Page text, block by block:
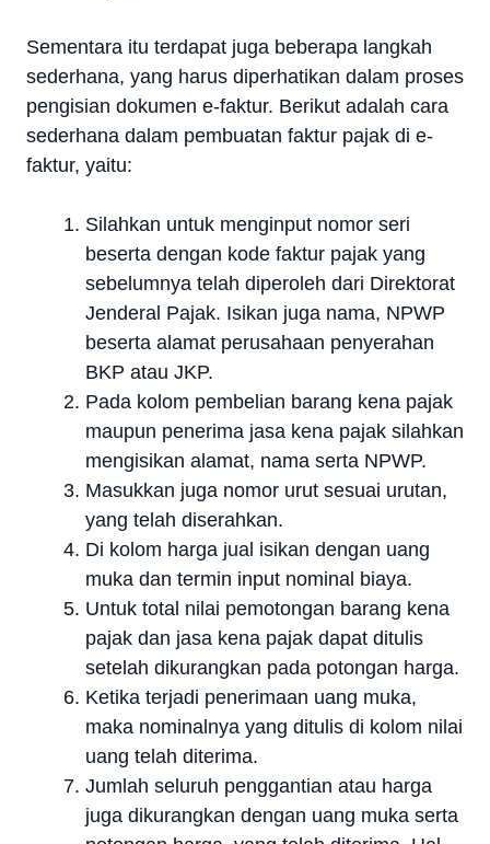
Sementara itu terdapat juga beberapa langkah
sederhana, yang harus diperhatikan dalam proses
pengisian dokumen e-faktur. Berikut adalah cara
sederhana dalam pembuatan faktur pajak di e-
faktur, yaitu:
Silahkan untuk menginput nomor seri
beserta dengan kode faktur pajak yang
sebelumnya telah diperoleh dari Direktorat
Jenderal Pajak. Isikan juga nama, NPWP
beserta alamat perusahaan penyerahan
BKP atau JKP.
Pada kolom pembelian barang kena pajak
maupun penerima jasa kena pajak silahkan
mengisikan alamat, nama serta NPWP.
Masukkan juga nomor urut sesuai urutan,
yang telah diserahkan.
Di kolom harga jual isikan dengan uang
muka dan termin input nominal biaya.
Untuk total nilai pemotongan barang kena
pajak dan jasa kena pajak dapat ditulis
setelah dikurangkan pada potongan harga.
Ketika terjadi penerimaan uang muka,
maka nominalnya yang ditulis di kolom nilai
uang telah diterima.
Jumlah seluruh penggantian atau harga
juga dikurangkan dengan uang muka serta